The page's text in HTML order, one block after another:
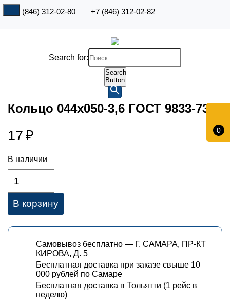
+7 (846) 312-02-80 +7 (846) 312-02-82
0
Search for:
Search
Button
Кольцо 044х050-3,6 ГОСТ 9833-73
17 ₽
В наличии
В корзину
Самовывоз бесплатно — Г. САМАРА, ПР-КТ
КИРОВА, Д. 5
Бесплатная доставка при заказе свыше 10
000 рублей по Самаре
Бесплатная доставка в Тольятти (1 рейс в
неделю)